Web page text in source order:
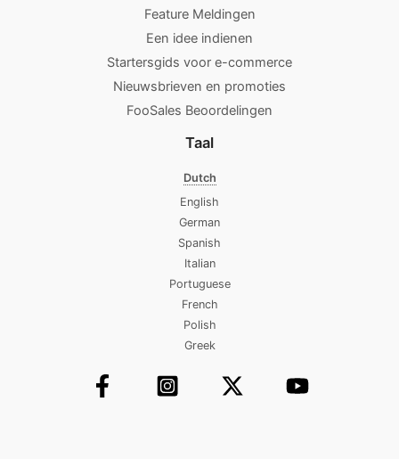
Feature Meldingen
Een idee indienen
Startersgids voor e-commerce
Nieuwsbrieven en promoties
FooSales Beoordelingen
Taal
Dutch
English
German
Spanish
Italian
Portuguese
French
Polish
Greek